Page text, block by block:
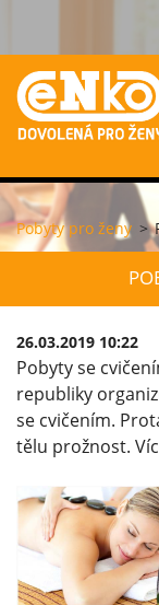
Pobyty pro ženy >
26.03.2019 10:22
Pobyty se
republiky
se cvičením.
tělu prožnost.